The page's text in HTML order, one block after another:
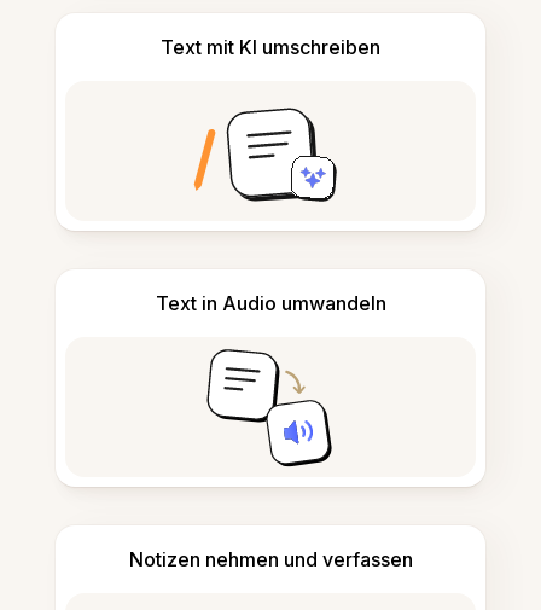
Text mit KI umschreiben
Text in Audio umwandeln
Notizen nehmen und verfassen